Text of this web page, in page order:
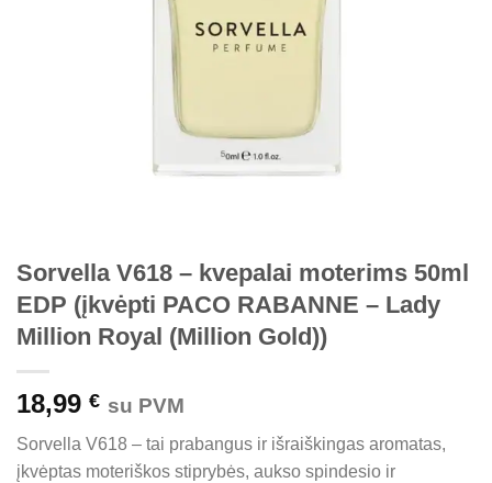
Sorvella V618 – kvepalai moterims 50ml
EDP (įkvėpti PACO RABANNE – Lady
Million Royal (Million Gold))
18,99 € su PVM
Sorvella V618 – tai prabangus ir išraiškingas aromatas,
įkvėptas moteriškos stiprybės, aukso spindesio ir